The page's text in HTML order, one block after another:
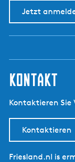
Jetzt
kontakt
Kontaktieren Sie
Kontaktieren
Friesland.nl is